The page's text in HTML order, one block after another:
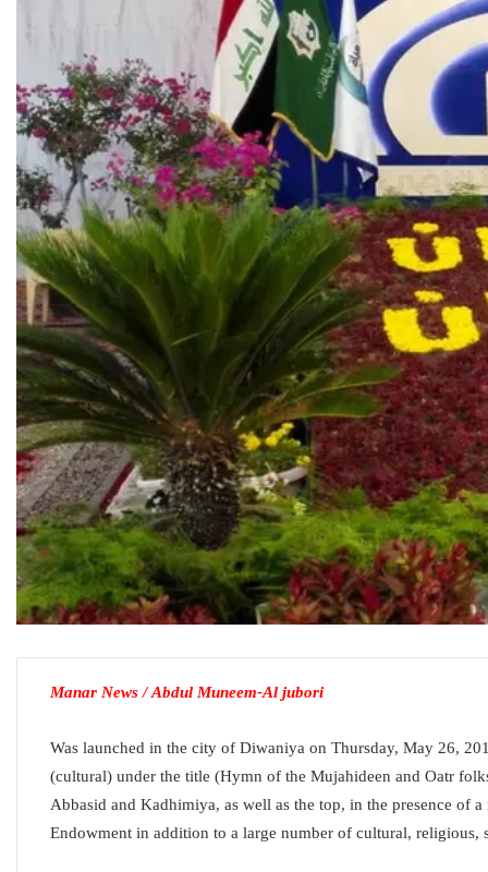
Was launched in the city of Diwaniya on Thursday, May 26,
(cultural) under the title (Hymn of the Mujahideen and Oatr
Abbasid and Kadhimiya, as well as the top, in the presence of
Endowment in addition to a large number of cultural,